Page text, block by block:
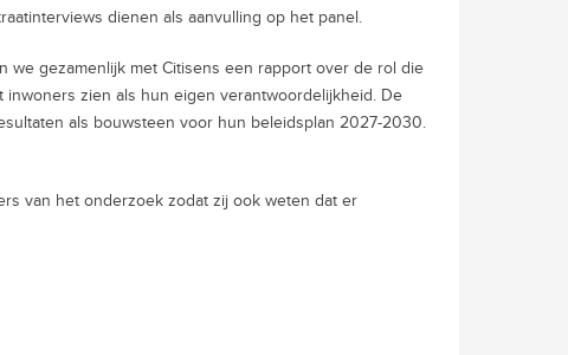
dienen als aanvulling op het panel.
we gezamenlijk met Citisens een rapport over de rol die
zien als hun eigen verantwoordelijkheid. De
als bouwsteen voor hun beleidsplan 2027-2030.
van het onderzoek zodat zij ook weten dat er